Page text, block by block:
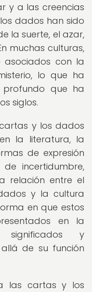
y a las creencias
dados han sido
la suerte, el azar,
muchas culturas,
asociados con la
lo que ha
profundo que ha
siglos.
y los dados
la literatura, la
de expresión
incertidumbre,
relación entre el
y la cultura
en que estos
en la
significados y
de su función
las cartas y los